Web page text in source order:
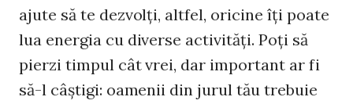
ajute să te dezvolţi, altfel, oricine îţi poate
lua energia cu diverse activităţi. Poţi să
pierzi timpul cât vrei, dar important ar fi
să-l câştigi: oamenii din jurul tău trebuie